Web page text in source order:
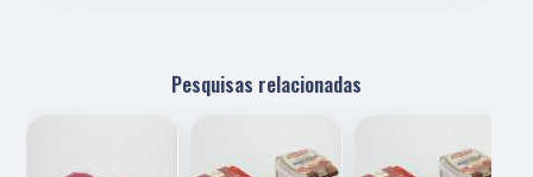
Pesquisas relacionadas